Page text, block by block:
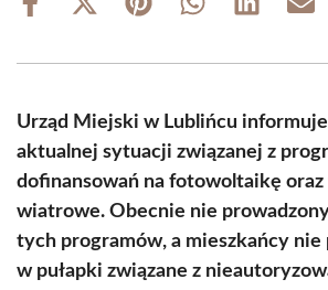
Share
Share
(Twitter)
Share Share Share
Urząd Miejski w Lublińcu
aktualnej sytuacji związanej z
dofinansowań na fotowoltaikę
wiatrowe. Obecnie nie
tych programów, a mieszkańcy nie
w pułapki związane z